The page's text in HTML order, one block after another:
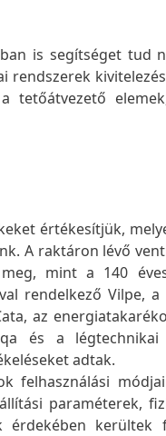
is segítséget tud
rendszerek
tetőátvezető
értékesítjük,
A raktáron lévő
mint a 140
rendelkező Vilpe,
az
és a légtechnikai
adtak.
felhasználási
paraméterek,
érdekében kerültek